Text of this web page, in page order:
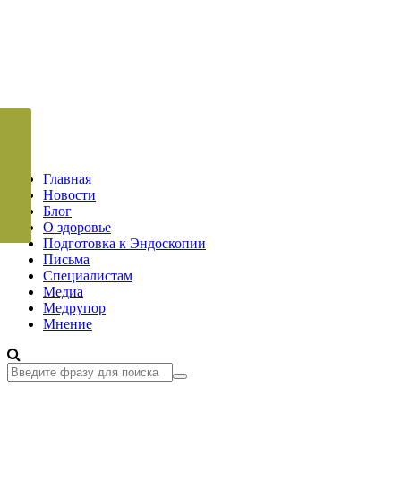
Главная
Новости
Блог
О здоровье
Подготовка к Эндоскопии
Письма
Специалистам
Медиа
Медрупор
Мнение